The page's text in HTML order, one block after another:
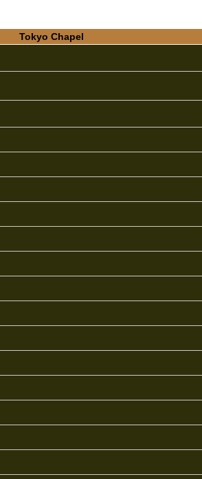
Tokyo Chapel